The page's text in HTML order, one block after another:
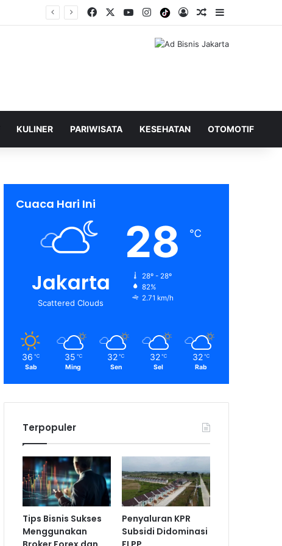
Facebook YouTubeInstagramTiktokLog InShuffle Berita
KULINER PARIWISATA KESEHATAN OTOMOTIF
Cuaca Hari Ini
Jakarta
Scattered Clouds
28 ℃
28º - 28º
82%
2.71 km/h
36 ℃
Sab
35 ℃
Ming
32 ℃
Sen
32 ℃
Sel
32 ℃
Rab
Terpopuler
Tips Bisnis Sukses
Menggunakan
Penyaluran KPR
Subsidi Didominasi